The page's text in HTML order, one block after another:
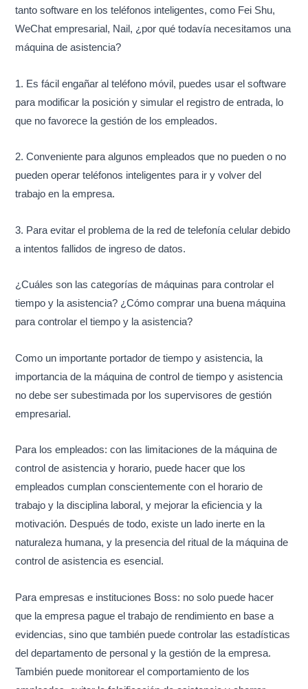
tanto software en los teléfonos inteligentes, como Fei Shu,
WeChat empresarial, Nail, ¿por qué todavía necesitamos una
máquina de asistencia?
1. Es fácil engañar al teléfono móvil, puedes usar el software
para modificar la posición y simular el registro de entrada, lo
que no favorece la gestión de los empleados.
2. Conveniente para algunos empleados que no pueden o no
pueden operar teléfonos inteligentes para ir y volver del
trabajo en la empresa.
3. Para evitar el problema de la red de telefonía celular debido
a intentos fallidos de ingreso de datos.
¿Cuáles son las categorías de máquinas para controlar el
tiempo y la asistencia? ¿Cómo comprar una buena máquina
para controlar el tiempo y la asistencia?
Como un importante portador de tiempo y asistencia, la
importancia de la máquina de control de tiempo y asistencia
no debe ser subestimada por los supervisores de gestión
empresarial.
Para los empleados: con las limitaciones de la máquina de
control de asistencia y horario, puede hacer que los
empleados cumplan conscientemente con el horario de
trabajo y la disciplina laboral, y mejorar la eficiencia y la
motivación. Después de todo, existe un lado inerte en la
naturaleza humana, y la presencia del ritual de la máquina de
control de asistencia es esencial.
Para empresas e instituciones Boss: no solo puede hacer
que la empresa pague el trabajo de rendimiento en base a
evidencias, sino que también puede controlar las estadísticas
del departamento de personal y la gestión de la empresa.
También puede monitorear el comportamiento de los